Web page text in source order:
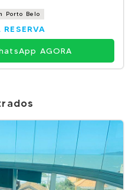
Porto Belo
AGORA